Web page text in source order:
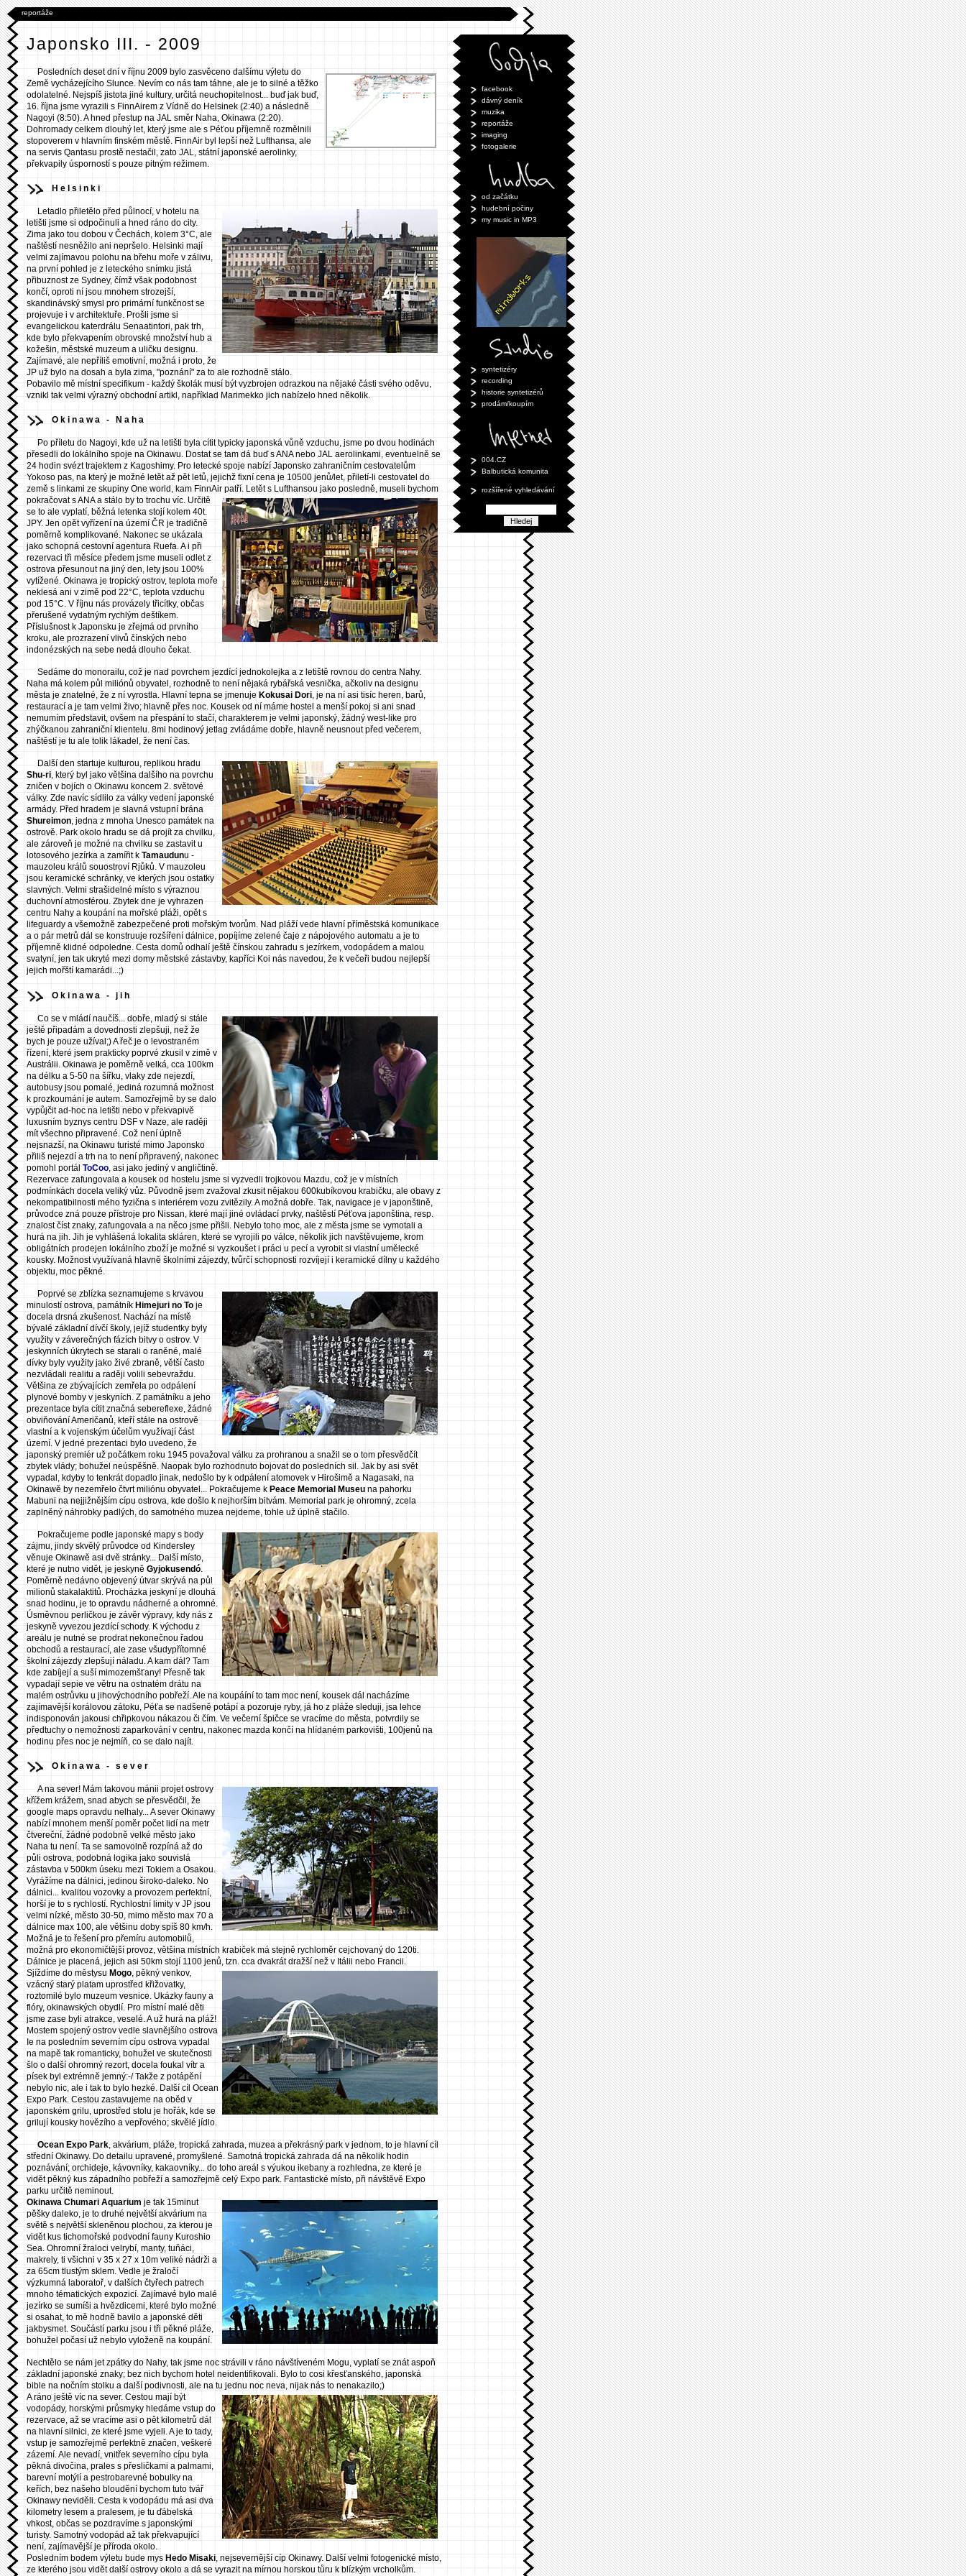
reportáže
Japonsko III. - 2009
Posledních deset dní v říjnu 2009 bylo zasvěceno dalšímu výletu do
Země vycházejícího Slunce. Nevím co nás tam táhne, ale je to silné a těžko
odolatelné. Nejspíš jistota jiné kultury, určitá neuchopitelnost... buď jak buď,
16. října jsme vyrazili s FinnAirem z Vídně do Helsinek (2:40) a následně
Nagoyi (8:50). A hned přestup na JAL směr Naha, Okinawa (2:20).
Dohromady celkem dlouhý let, který jsme ale s Péťou příjemně rozmělnili
stopoverem v hlavním finském městě. FinnAir byl lepší než Lufthansa, ale
na servis Qantasu prostě nestačil, zato JAL, státní japonské aerolinky,
překvapily úsporností s pouze pitným režimem.
Helsinki
Letadlo přiletělo před půlnocí, v hotelu na
letišti jsme si odpočinuli a hned ráno do city.
Zima jako tou dobou v Čechách, kolem 3°C, ale
naštěstí nesněžilo ani nepršelo. Helsinki mají
velmi zajímavou polohu na břehu moře v zálivu,
na první pohled je z leteckého snímku jistá
přibuznost ze Sydney, čímž však podobnost
končí, oproti ní jsou mnohem strozejší,
skandinávský smysl pro primární funkčnost se
projevuje i v architektuře. Prošli jsme si
evangelickou katerdrálu Senaatintori, pak trh,
kde bylo překvapením obrovské množství hub a
kožešin, městské muzeum a uličku designu.
Zajímavé, ale nepříliš emotivní, možná i proto, že
JP už bylo na dosah a byla zima, "poznání" za to ale rozhodně stálo.
Pobavilo mě místní specifikum - každý školák musí být vyzbrojen odrazkou na nějaké části svého oděvu,
vznikl tak velmi výrazný obchodní artikl, například Marimekko jich nabízelo hned několik.
Okinawa - Naha
Po příletu do Nagoyi, kde už na letišti byla cítit typicky japonská vůně vzduchu, jsme po dvou hodinách
přesedli do lokálního spoje na Okinawu. Dostat se tam dá buď s ANA nebo JAL aerolinkami, eventuelně se
24 hodin svézt trajektem z Kagoshimy. Pro letecké spoje nabízí Japonsko zahraničním cestovatelům
Yokoso pas, na který je možné letět až pět letů, jejichž fixní cena je 10500 jenů/let, přiletí-li cestovatel do
země s linkami ze skupiny One world, kam FinnAir patří. Letět s Lufthansou jako posledně, museli bychom
pokračovat s ANA a stálo by to trochu víc. Určitě
se to ale vyplatí, běžná letenka stojí kolem 40t.
JPY. Jen opět vyřízení na území ČR je tradičně
poměrně komplikované. Nakonec se ukázala
jako schopná cestovní agentura Ruefa. A i při
rezervaci tři měsíce předem jsme museli odlet z
ostrova přesunout na jiný den, lety jsou 100%
vytížené. Okinawa je tropický ostrov, teplota moře
neklesá ani v zimě pod 22°C, teplota vzduchu
pod 15°C. V říjnu nás provázely třicítky, občas
přerušené vydatným rychlým deštíkem.
Příslušnost k Japonsku je zřejmá od prvního
kroku, ale prozrazení vlivů čínských nebo
indonézských na sebe nedá dlouho čekat.
Sedáme do monorailu, což je nad povrchem jezdící jednokolejka a z letiště rovnou do centra Nahy.
Naha má kolem půl miliónů obyvatel, rozhodně to není nějaká rybářská vesnička, ačkoliv na designu
města je znatelné, že z ní vyrostla. Hlavní tepna se jmenuje Kokusai Dori, je na ní asi tisíc heren, barů,
restaurací a je tam velmi živo; hlavně přes noc. Kousek od ní máme hostel a menší pokoj si ani snad
nemumím představit, ovšem na přespání to stačí, charakterem je velmi japonský, žádný west-like pro
zhýčkanou zahraniční klientelu. 8mi hodinový jetlag zvládáme dobře, hlavně neusnout před večerem,
naštěstí je tu ale tolik lákadel, že není čas.
Další den startuje kulturou, replikou hradu
Shu-ri, který byl jako většina dalšího na povrchu
zničen v bojích o Okinawu koncem 2. světové
války. Zde navíc sídlilo za války vedení japonské
armády. Před hradem je slavná vstupní brána
Shureimon, jedna z mnoha Unesco památek na
ostrově. Park okolo hradu se dá projít za chvilku,
ale zároveň je možné na chvilku se zastavit u
lotosového jezírka a zamířit k Tamaudunu -
mauzoleu králů souostroví Rjůků. V mauzoleu
jsou keramické schránky, ve kterých jsou ostatky
slavných. Velmi strašidelné místo s výraznou
duchovní atmosférou. Zbytek dne je vyhrazen
centru Nahy a koupání na mořské pláži, opět s
lifeguardy a všemožně zabezpečené proti mořským tvorům. Nad pláží vede hlavní příměstská komunikace
a o pár metrů dál se konstruuje rozšíření dálnice, popíjíme zelené čaje z nápojového automatu a je to
příjemně klidné odpoledne. Cesta domů odhalí ještě čínskou zahradu s jezírkem, vodopádem a malou
svatyní, jen tak ukryté mezi domy městské zástavby, kapříci Koi nás navedou, že k večeři budou nejlepší
jejich mořští kamarádi...;)
Okinawa - jih
Co se v mládí naučíš... dobře, mladý si stále
ještě připadám a dovednosti zlepšuji, než že
bych je pouze užíval;) A řeč je o levostraném
řízení, které jsem prakticky poprvé zkusil v zimě v
Austrálii. Okinawa je poměrně velká, cca 100km
na délku a 5-50 na šířku, vlaky zde nejezdí,
autobusy jsou pomalé, jediná rozumná možnost
k prozkoumání je autem. Samozřejmě by se dalo
vypůjčit ad-hoc na letišti nebo v překvapivě
luxusním byznys centru DSF v Naze, ale raději
mít všechno připravené. Což není úplně
nejsnazší, na Okinawu turisté mimo Japonsko
přiliš nejezdí a trh na to není připravený, nakonec
pomohl portál ToCoo , asi jako jediný v angličtině.
Rezervace zafungovala a kousek od hostelu jsme si vyzvedli trojkovou Mazdu, což je v místních
podmínkách docela veliký vůz. Původně jsem zvažoval zkusit nějakou 600kubíkovou krabičku, ale obavy z
nekompatibilnosti mého fyzična s interiérem vozu zvitězily. A možná dobře. Tak, navigace je v japonštině,
průvodce zná pouze přístroje pro Nissan, které mají jiné ovládací prvky, naštěstí Péťova japonština, resp.
znalost číst znaky, zafungovala a na něco jsme přišli. Nebylo toho moc, ale z města jsme se vymotali a
hurá na jih. Jih je vyhlášená lokalita skláren, které se vyrojili po válce, několik jich navštěvujeme, krom
obligátních prodejen lokálního zboží je možné si vyzkoušet i práci u pecí a vyrobit si vlastní umělecké
kousky. Možnost využívaná hlavně školními zájezdy, tvůrčí schopnosti rozvíjejí i keramické dílny u každého
objektu, moc pěkné.
Poprvé se zblízka seznamujeme s krvavou
minulostí ostrova, památník Himejuri no To je
docela drsná zkušenost. Nachází na místě
bývalé základní dívčí školy, jejíž studentky byly
využity v záverečných fázích bitvy o ostrov. V
jeskynních úkrytech se starali o raněné, malé
dívky byly využity jako živé zbraně, větší často
nezvládali realitu a raději volili sebevraždu.
Většina ze zbývajících zemřela po odpálení
plynové bomby v jeskyních. Z památníku a jeho
prezentace byla cítit značná sebereflexe, žádné
obviňování Američanů, kteří stále na ostrově
vlastní a k vojenským účelům využívají část
území. V jedné prezentaci bylo uvedeno, že
japonský premiér už počátkem roku 1945 považoval válku za prohranou a snažil se o tom přesvědčít
zbytek vlády; bohužel neúspěšně. Naopak bylo rozhodnuto bojovat do posledních sil. Jak by asi svět
vypadal, kdyby to tenkrát dopadlo jinak, nedošlo by k odpálení atomovek v Hirošimě a Nagasaki, na
Okinawě by nezemřelo čtvrt miliónu obyvatel... Pokračujeme k Peace Memorial Museu na pahorku
Mabuni na nejjižnějším cípu ostrova, kde došlo k nejhorším bitvám. Memorial park je ohromný, zcela
zaplněný náhrobky padlých, do samotného muzea nejdeme, tohle už úplně stačilo.
Pokračujeme podle japonské mapy s body
zájmu, jindy skvělý průvodce od Kindersley
věnuje Okinawě asi dvě stránky... Další místo,
které je nutno vidět, je jeskyně Gyjokusendó
Poměrně nedávno objevený útvar skrývá na půl
milionů stakalaktitů. Procházka jeskyní je dlouhá
snad hodinu, je to opravdu nádherné a ohromné.
Úsměvnou perličkou je závěr výpravy, kdy nás z
jeskyně vyvezou jezdící schody. K východu z
areálu je nutné se prodrat nekonečnou řadou
obchodů a restaurací, ale zase všudypřítomné
školní zájezdy zlepšují náladu. A kam dál? Tam
kde zabíjejí a suší mimozemšťany! Přesně tak
vypadají sepie ve větru na ostnatém drátu na
malém ostrůvku u jihovýchodního pobřeží. Ale na koupáíní to tam moc není, kousek dál nacházíme
zajímavější korálovou zátoku, Péťa se nadšeně potápí a pozoruje ryby, já ho z pláže sleduji, jsa lehce
indisponován jakousi chřipkovou nákazou či čím. Ve večerní špičce se vracíme do města, potvrdily se
předtuchy o nemožnosti zaparkování v centru, nakonec mazda končí na hlídaném parkovišti, 100jenů na
hodinu přes noc je nejmíň, co se dalo najít.
Okinawa - sever
A na sever! Mám takovou mánii projet ostrovy
křížem krážem, snad abych se přesvědčil, že
google maps opravdu nelhaly... A sever Okinawy
nabízí mnohem menší poměr počet lidí na metr
čtvereční, žádné podobně velké město jako
Naha tu není. Ta se samovolně rozpíná až do
půli ostrova, podobná logika jako souvislá
zástavba v 500km úseku mezi Tokiem a Osakou.
Vyrážíme na dálnici, jedinou široko-daleko. No
dálnici... kvalitou vozovky a provozem perfektní,
horší je to s rychlostí. Rychlostní limity v JP jsou
velmi nízké, město 30-50, mimo město max 70 a
dálnice max 100, ale většinu doby spíš 80 km/h.
Možná je to řešení pro přemíru automobilů,
možná pro ekonomičtější provoz, většina místních krabiček má stejně rychloměr cejchovaný do 120ti.
Dálnice je placená, jejich asi 50km stojí 1100 jenů, tzn. cca dvakrát dražší než v Itálii nebo Francii.
Sjíždíme do městysu Mogo , pěkný venkov,
vzácný starý platam uprostřed křižovatky,
roztomilé bylo muzeum vesnice. Ukázky fauny a
flóry, okinawských obydlí. Pro místní malé děti
jsme zase byli atrakce, veselé. A už hurá na pláž!
Mostem spojený ostrov vedle slavnějšího ostrova
Ie na posledním severním cípu ostrova vypadal
na mapě tak romanticky, bohužel ve skutečnosti
šlo o další ohromný rezort, docela foukal vítr a
písek byl extrémně jemný:-/ Takže z potápění
nebylo nic, ale i tak to bylo hezké. Další cíl Ocean
Expo Park. Cestou zastavujeme na oběd v
japonském grilu, uprostřed stolu je hořák, kde se
grilují kousky hovězího a vepřového; skvělé jídlo.
Ocean Expo Park , akvárium, pláže, tropická zahrada, muzea a překrásný park v jednom, to je hlavní cíl
střední Okinawy. Do detailu upravené, promyšlené. Samotná tropická zahrada dá na několik hodin
poznávání; orchideje, kávovníky, kakaovníky... do toho areál s výukou ikebany a rozhledna, ze které je
vidět pěkný kus západního pobřeží a samozřejmě celý Expo park. Fantastické místo, při návštěvě Expo
parku určitě neminout.
Okinawa Chumari Aquarium je tak 15minut
pěšky daleko, je to druhé největší akvárium na
světě s největší skleněnou plochou, za kterou je
vidět kus tichomořské podvodní fauny Kuroshio
Sea. Ohromní žraloci velrybí, manty, tuňáci,
makrely, ti všichni v 35 x 27 x 10m veliké nádrži a
za 65cm tlustým sklem. Vedle je žraločí
výzkumná laboratoř, v dalších čtyřech patrech
mnoho tématických expozicí. Zajímavé bylo malé
jezírko se sumíši a hvězdicemi, které bylo možné
si osahat, to mě hodně bavilo a japonské děti
jakbysmet. Součástí parku jsou i tři pěkné pláže,
bohužel počasí už nebylo vyloženě na koupání.
Nechtělo se nám jet zpátky do Nahy, tak jsme noc strávili v ráno návštíveném Mogu, vyplatí se znát aspoň
základní japonské znaky; bez nich bychom hotel neidentifikovali. Bylo to cosi křesťanského, japonská
bible na nočním stolku a další podivnosti, ale na tu jednu noc neva, nijak nás to nenakazilo;)
A ráno ještě víc na sever. Cestou mají být
vodopády, horskými průsmyky hledáme vstup do
rezervace, až se vracíme asi o pět kilometrů dál
na hlavní silnici, ze které jsme vyjeli. A je to tady,
vstup je samozřejmě perfektně značen, veškeré
zázemí. Ale nevadí, vnitřek severního cípu byla
pěkná divočina, prales s přesličkami a palmami,
barevní motýlí a pestrobarevné bobulky na
keřích, bez našeho bloudění bychom tuto tvář
Okinawy neviděli. Cesta k vodopádu má asi dva
kilometry lesem a pralesem, je tu ďábelská
vhkost, občas se pozdravíme s japonskými
turisty. Samotný vodopád až tak překvapující
není, zajímavější je příroda okolo.
Posledním bodem výletu bude mys Hedo Misaki , nejsevernější cíp Okinawy. Další velmi fotogenické místo,
ze kterého jsou vidět další ostrovy okolo a dá se vyrazit na mírnou horskou tůru k blízkým vrcholkům.
facebook
dávný deník
muzika
reportáže
imaging
fotogalerie
od začátku
hudební počiny
my music in MP3
syntetizéry
recording
historie syntetizérů
prodám/koupím
004.CZ
Balbutická komunita
rozšířené vyhledávání